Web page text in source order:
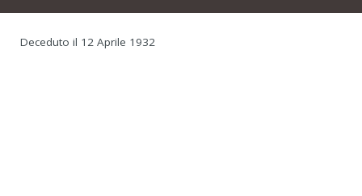
Deceduto il 12 Aprile 1932